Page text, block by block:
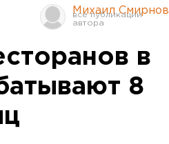
Михаил Смирнов
в
8